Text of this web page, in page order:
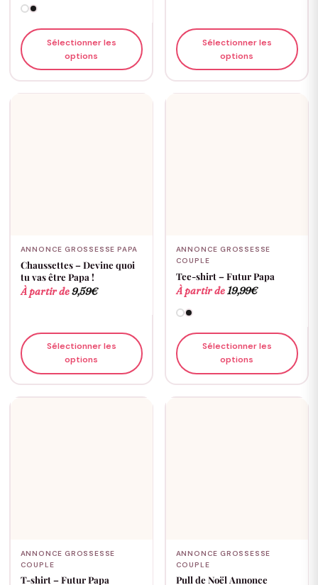
Sélectionner les
options
Sélectionner les
options
ANNONCE GROSSESSE PAPA
Chaussettes – Devine quoi
tu vas être Papa !
À partir de9,59€
Sélectionner les
options
ANNONCE GROSSESSE
COUPLE
Tee-shirt – Futur Papa
À partir de19,99€
Sélectionner les
options
ANNONCE GROSSESSE
COUPLE
T-shirt – Futur Papa
ANNONCE GROSSESSE
COUPLE
Pull de Noël Annonce